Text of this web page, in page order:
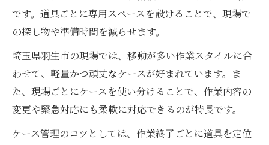
です。道具ごとに専用スペースを設けることで、現場で
の探し物や準備時間を減らせます。
埼玉県羽生市の現場では、移動が多い作業スタイルに合
わせて、軽量かつ頑丈なケースが好まれています。ま
た、現場ごとにケースを使い分けることで、作業内容の
変更や緊急対応にも柔軟に対応できるのが特長です。
ケース管理のコツとしては、作業終了ごとに道具を定位